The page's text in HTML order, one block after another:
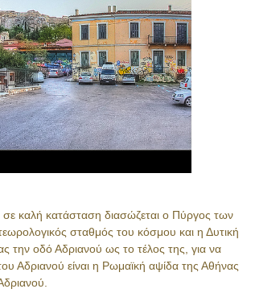
καλή κατάσταση διασώζεται ο Πύργος των
σταθμός του κόσμου και η Δυτική
την οδό Αδριανού ως το τέλος της, για να
Αδριανού είναι η Ρωμαϊκή αψίδα της Αθήνας